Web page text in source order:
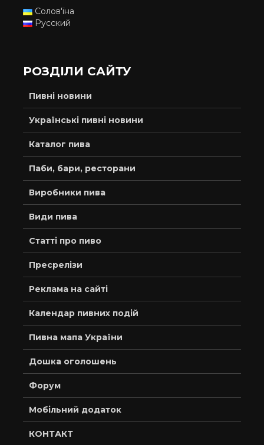
Солов'їна
Русский
РОЗДІЛИ САЙТУ
Пивні новини
Українські пивні новини
Каталог пива
Паби, бари, ресторани
Виробники пива
Види пива
Статті про пиво
Пресрелізи
Реклама на сайті
Календар пивних подій
Пивна мапа України
Дошка оголошень
Форум
Мобільний додаток
КОНТАКТ